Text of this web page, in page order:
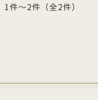
1件～2件（全2件）